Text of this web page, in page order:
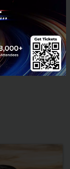
ตกรรม–ปฏิรูป
ทศ
การกระทรวง
บมือระเบียบโลก